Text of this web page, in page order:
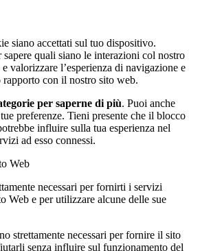
siano accettati sul tuo dispositivo.
quali siano le interazioni col nostro
valorizzare l’esperienza di navigazione e
con il nostro sito web.
per saperne di più. Puoi anche
preferenze. Tieni presente che il blocco
influire sulla tua esperienza nel
ad esso connessi.
Web
necessari per fornirti i servizi
Web e per utilizzare alcune delle sue
strettamente necessari per fornire il sito
senza influire sul funzionamento del